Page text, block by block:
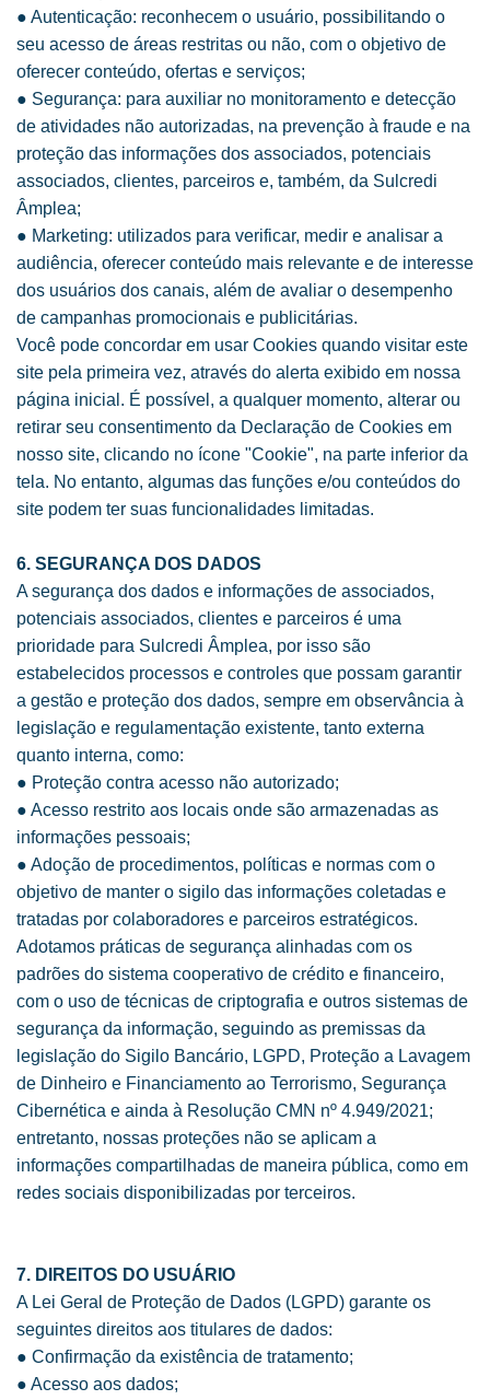
● Autenticação: reconhecem o usuário, possibilitando o
seu acesso de áreas restritas ou não, com o objetivo de
oferecer conteúdo, ofertas e serviços;
● Segurança: para auxiliar no monitoramento e detecção
de atividades não autorizadas, na prevenção à fraude e na
proteção das informações dos associados, potenciais
associados, clientes, parceiros e, também, da Sulcredi
Âmplea;
● Marketing: utilizados para verificar, medir e analisar a
audiência, oferecer conteúdo mais relevante e de interesse
dos usuários dos canais, além de avaliar o desempenho
de campanhas promocionais e publicitárias.
Você pode concordar em usar Cookies quando visitar este
site pela primeira vez, através do alerta exibido em nossa
página inicial. É possível, a qualquer momento, alterar ou
retirar seu consentimento da Declaração de Cookies em
nosso site, clicando no ícone "Cookie", na parte inferior da
tela. No entanto, algumas das funções e/ou conteúdos do
site podem ter suas funcionalidades limitadas.
6. SEGURANÇA DOS DADOS
A segurança dos dados e informações de associados,
potenciais associados, clientes e parceiros é uma
prioridade para Sulcredi Âmplea, por isso são
estabelecidos processos e controles que possam garantir
a gestão e proteção dos dados, sempre em observância à
legislação e regulamentação existente, tanto externa
quanto interna, como:
● Proteção contra acesso não autorizado;
● Acesso restrito aos locais onde são armazenadas as
informações pessoais;
● Adoção de procedimentos, políticas e normas com o
objetivo de manter o sigilo das informações coletadas e
tratadas por colaboradores e parceiros estratégicos.
Adotamos práticas de segurança alinhadas com os
padrões do sistema cooperativo de crédito e financeiro,
com o uso de técnicas de criptografia e outros sistemas de
segurança da informação, seguindo as premissas da
legislação do Sigilo Bancário, LGPD, Proteção a Lavagem
de Dinheiro e Financiamento ao Terrorismo, Segurança
Cibernética e ainda à Resolução CMN nº 4.949/2021;
entretanto, nossas proteções não se aplicam a
informações compartilhadas de maneira pública, como em
redes sociais disponibilizadas por terceiros.
7. DIREITOS DO USUÁRIO
A Lei Geral de Proteção de Dados (LGPD) garante os
seguintes direitos aos titulares de dados:
● Confirmação da existência de tratamento;
● Acesso aos dados;